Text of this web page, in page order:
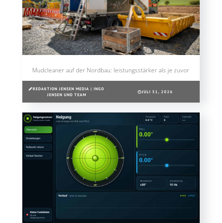
Mudcleaner auf der Nordbau: leistungsstärker als je zuvor
REDAKTION JENSEN MEDIA | INGO
JENSEN UND TEAM
JULI 31, 2026